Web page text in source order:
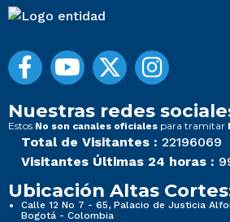
Nuestras redes
Estos No son canales oficiales para tramitar
Total de Visitantes : 22196069
Visitantes Últimas 24 horas :
Ubicación Altas
Calle 12 No 7 - 65, Palacio de Justicia
Bogotá - Colombia